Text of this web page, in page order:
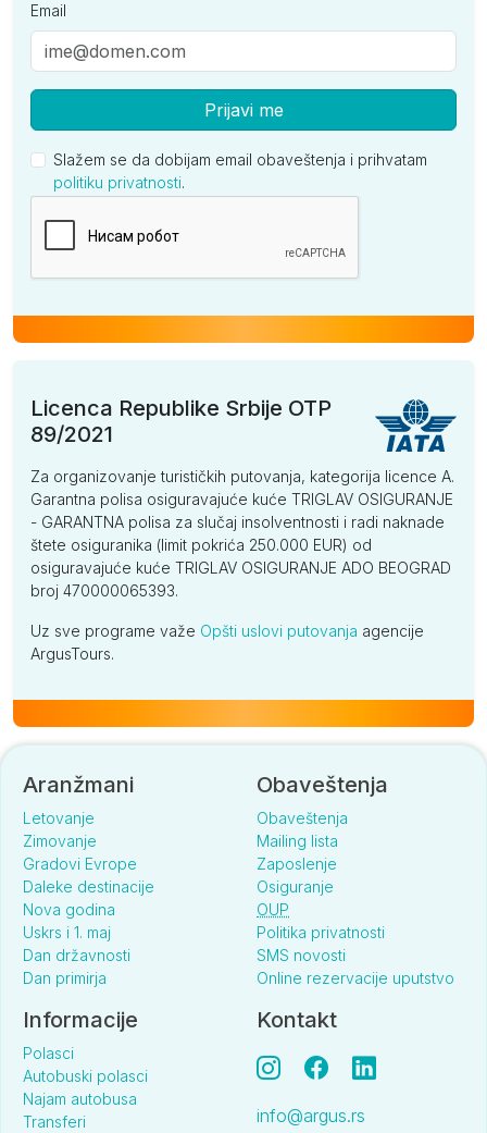
Email
Prijavi me
Slažem se da dobijam email obaveštenja i prihvatam
politiku privatnosti.
Licenca Republike Srbije OTP
89/2021
Za organizovanje turističkih putovanja, kategorija licence A.
Garantna polisa osiguravajuće kuće TRIGLAV OSIGURANJE
- GARANTNA polisa za slučaj insolventnosti i radi naknade
štete osiguranika (limit pokrića 250.000 EUR) od
osiguravajuće kuće TRIGLAV OSIGURANJE ADO BEOGRAD
broj 470000065393.
Uz sve programe važe Opšti uslovi putovanja agencije
ArgusTours.
Aranžmani
Letovanje
Zimovanje
Gradovi Evrope
Daleke destinacije
Nova godina
Uskrs i 1. maj
Dan državnosti
Dan primirja
Obaveštenja
Obaveštenja
Mailing lista
Zaposlenje
Osiguranje
OUP
Politika privatnosti
SMS novosti
Online rezervacije uputstvo
Informacije
Polasci
Autobuski polasci
Najam autobusa
Transferi
Kontakt
info@argus.rs